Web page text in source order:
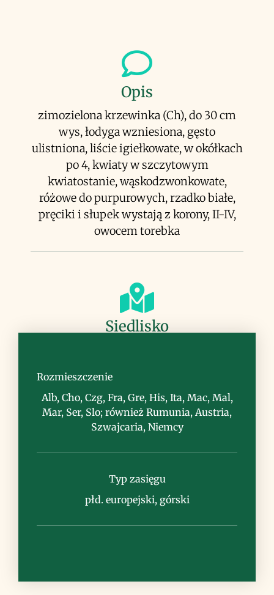
Opis
zimozielona krzewinka (Ch), do 30 cm
wys, łodyga wzniesiona, gęsto
ulistniona, liście igiełkowate, w okółkach
po 4, kwiaty w szczytowym
kwiatostanie, wąskodzwonkowate,
różowe do purpurowych, rzadko białe,
pręciki i słupek wystają z korony, II-IV,
owocem torebka
Siedlisko
Rozmieszczenie
Alb, Cho, Czg, Fra, Gre, His, Ita, Mac, Mal,
Mar, Ser, Slo; również Rumunia, Austria,
Szwajcaria, Niemcy
Typ zasięgu
płd. europejski, górski